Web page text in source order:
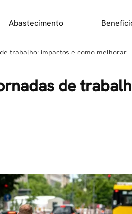
Abastecimento
trabalho: impactos e como melhorar
de